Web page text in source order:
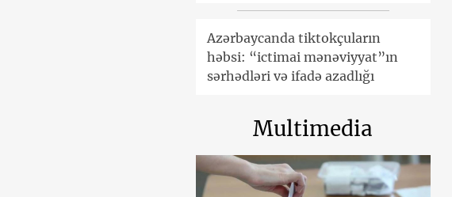
Azərbaycanda tiktokçuların
həbsi: “ictimai mənəviyyat”ın
sərhədləri və ifadə azadlığı
Multimedia